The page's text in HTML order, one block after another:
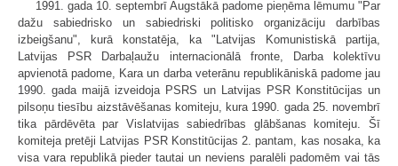
1991. gada 10. septembrī Augstākā padome pieņēma lēmumu "Par
dažu sabiedrisko un sabiedriski politisko organizāciju darbības
izbeigšanu", kurā konstatēja, ka "Latvijas Komunistiskā partija,
Latvijas PSR Darbaļaužu internacionālā fronte, Darba kolektīvu
apvienotā padome, Kara un darba veterānu republikāniskā padome jau
1990. gada maijā izveidoja PSRS un Latvijas PSR Konstitūcijas un
pilsoņu tiesību aizstāvēšanas komiteju, kura 1990. gada 25. novembrī
tika pārdēvēta par Vislatvijas sabiedrības glābšanas komiteju. Šī
komiteja pretēji Latvijas PSR Konstitūcijas 2. pantam, kas nosaka, ka
visa vara republikā pieder tautai un neviens paralēli padomēm vai tās